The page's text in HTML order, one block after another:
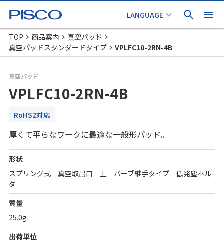
TOP 商品案内
真空パッド
真空パッドスタンダードタイプ
VPLFC10-2RN-4B
真空パッド
VPLFC10-2RN-4B
RoHS2対応
厚くて平らなワークに最適な一般形パッド。
形状
スプリング式 真空取出口 上 バーブ継手タイプ 低発塵ホル
ダ
質量
25.0g
出荷単位